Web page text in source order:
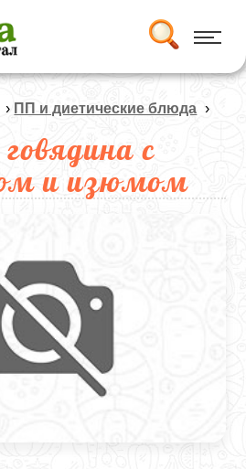
› ПП и диетические блюда ›
с
и изюмом